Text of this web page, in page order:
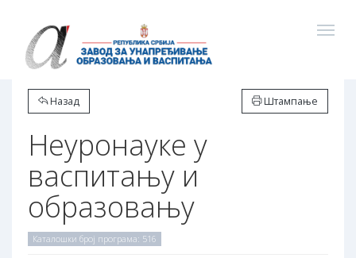
Назад Штампање
Неуронауке у
васпитању и
образовању
Каталошки број програма: 516